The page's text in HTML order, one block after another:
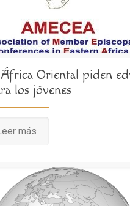
Oriental piden
los jóvenes
más